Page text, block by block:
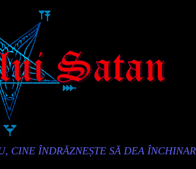
CINE ÎNDRĂZNEȘTE SĂ DEA